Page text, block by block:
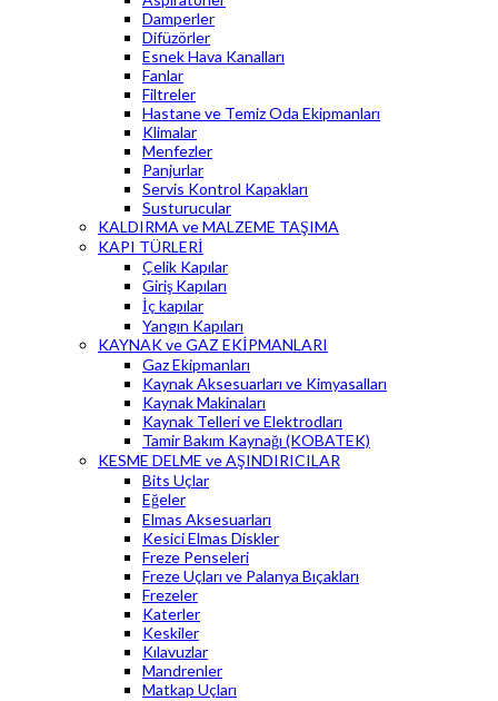
Damperler
Difüzörler
Esnek Hava Kanalları
Fanlar
Filtreler
Hastane ve Temiz Oda Ekipmanları
Klimalar
Menfezler
Panjurlar
Servis Kontrol Kapakları
Susturucular
KALDIRMA ve MALZEME TAŞIMA
KAPI TÜRLERİ
Çelik Kapılar
Giriş Kapıları
İç kapılar
Yangın Kapıları
KAYNAK ve GAZ EKİPMANLARI
Gaz Ekipmanları
Kaynak Aksesuarları ve Kimyasalları
Kaynak Makinaları
Kaynak Telleri ve Elektrodları
Tamir Bakım Kaynağı (KOBATEK)
KESME DELME ve AŞINDIRICILAR
Bits Uçlar
Eğeler
Elmas Aksesuarları
Kesici Elmas Diskler
Freze Penseleri
Freze Uçları ve Palanya Bıçakları
Frezeler
Katerler
Keskiler
Kılavuzlar
Mandrenler
Matkap Uçları